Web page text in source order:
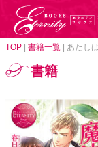
TOP 書籍一覧 あたし
書籍